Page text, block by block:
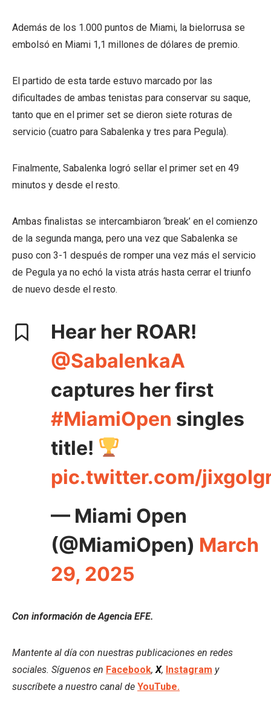
Además de los 1.000 puntos de Miami, la bielorrusa se
embolsó en Miami 1,1 millones de dólares de premio.
El partido de esta tarde estuvo marcado por las
dificultades de ambas tenistas para conservar su saque,
tanto que en el primer set se dieron siete roturas de
servicio (cuatro para Sabalenka y tres para Pegula).
Finalmente, Sabalenka logró sellar el primer set en 49
minutos y desde el resto.
Ambas finalistas se intercambiaron ‘break’ en el comienzo
de la segunda manga, pero una vez que Sabalenka se
puso con 3-1 después de romper una vez más el servicio
de Pegula ya no echó la vista atrás hasta cerrar el triunfo
de nuevo desde el resto.
Hear her ROAR!
@SabalenkaA
captures her first
#MiamiOpen singles
title!
pic.twitter.com/
— Miami Open
(@MiamiOpen) March
29, 2025
Con información de Agencia EFE.
Mantente al día con nuestras publicaciones en redes
sociales. Síguenos en Facebook, X, Instagram y
suscríbete a nuestro canal de YouTube.